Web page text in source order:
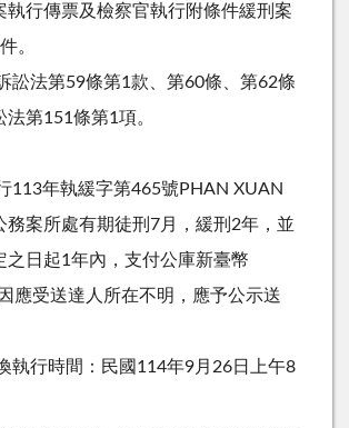
執行傳票及檢察官執行附條件緩刑案
。
訟法第59條第1款、第60條、第62條
第151條第1項。
113年執緩字第465號PHAN XUAN
務案所處有期徒刑7月，緩刑2年，並
之日起1年內，支付公庫新臺幣
應受送達人所在不明，應予公示送
執行時間：民國114年9月26日上午8